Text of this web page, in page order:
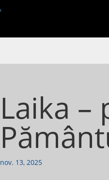
Laika
nov. 13, 2025